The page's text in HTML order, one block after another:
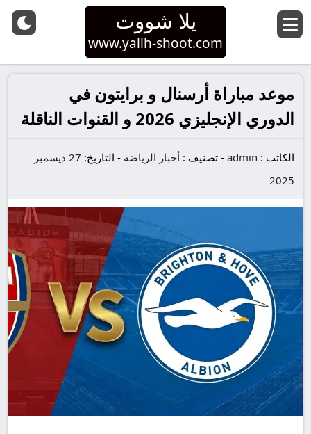
يلا شووت
www.yallh-shoot.com
موعد مباراة أرسنال و برايتون في
الدوري الإنجليزي 2026 و القنوات الناقلة
الكاتب : admin
- تصنيف : أخبار الرياضة - التاريخ:
27 ديسمبر
2025